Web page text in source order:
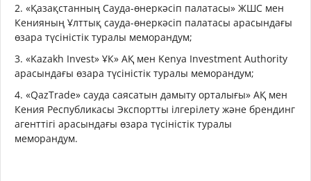
2. «Қазақстанның Сауда-өнеркәсіп палатасы» ЖШС мен
Кенияның Ұлттық сауда-өнеркәсіп палатасы арасындағы
өзара түсіністік туралы меморандум;
3. «Kazakh Invest» ҰК» АҚ мен Kenya Investment Authority
арасындағы өзара түсіністік туралы меморандум;
4. «QazTrade» сауда саясатын дамыту орталығы» АҚ мен
Кения Республикасы Экспортты ілгерілету және брендинг
агенттігі арасындағы өзара түсіністік туралы
меморандум.